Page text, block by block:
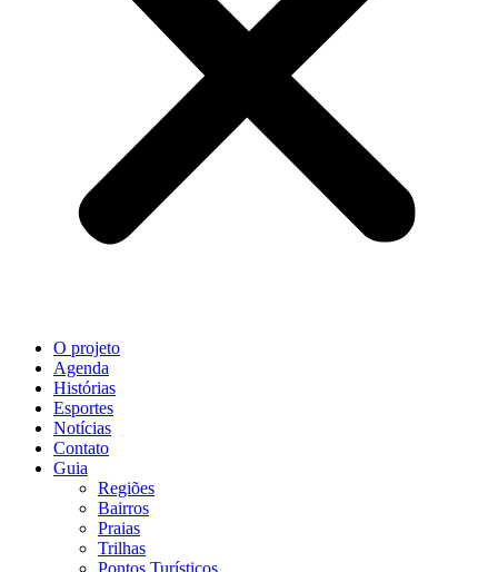
O projeto
Agenda
Histórias
Esportes
Notícias
Contato
Guia
Regiões
Bairros
Praias
Trilhas
Pontos Turísticos